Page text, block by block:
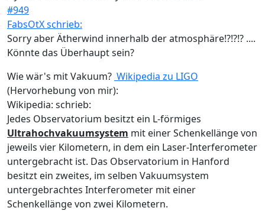
#949
FabsOtX schrieb:
Sorry aber Ätherwind innerhalb der atmosphäre!?!?!? ....
Könnte das Überhaupt sein?
Wie wär's mit Vakuum? Wikipedia zu LIGO
(Hervorhebung von mir):
Wikipedia: schrieb:
Jedes Observatorium besitzt ein L-förmiges
Ultrahochvakuumsystem mit einer Schenkellänge von
jeweils vier Kilometern, in dem ein Laser-Interferometer
untergebracht ist. Das Observatorium in Hanford
besitzt ein zweites, im selben Vakuumsystem
untergebrachtes Interferometer mit einer
Schenkellänge von zwei Kilometern.